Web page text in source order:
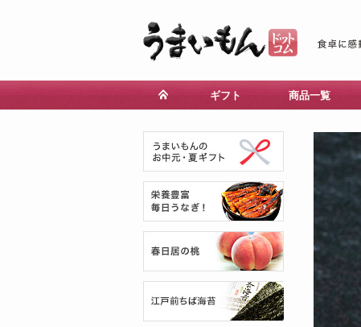
ギフト 商品一覧